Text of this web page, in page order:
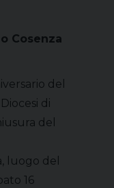
Cosenza
del
di
del
luogo del
16